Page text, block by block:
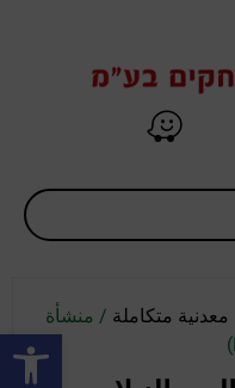
متكاملة / منشأة